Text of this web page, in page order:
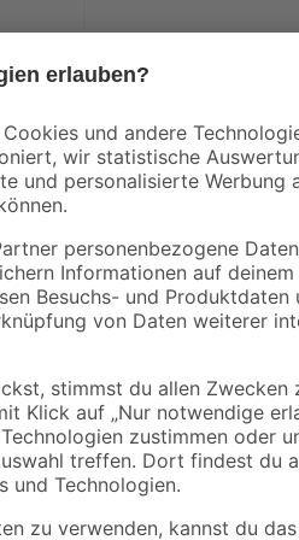
Lacke erfüllen viele Funktionen.
Metallic-Effekt-Sprühlack von
dem Auftrag solltest du eine
bei einem einmaligen Anstrich
ein gutes Ergebnis mit dem
Innenbereich nutzt, brauchst du
lösemittelhaltig und somit
Minuten kannst du den Metallic-
www.toom.de/b/eigenmarke/